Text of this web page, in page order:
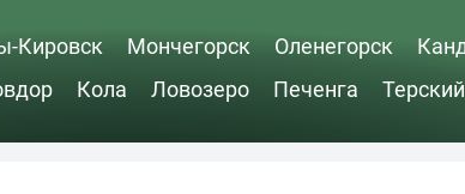
Кировск Мончегорск Оленегорск
Кола Ловозеро Печенга